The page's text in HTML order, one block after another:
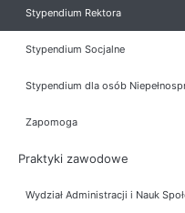
Stypendium Rektora
Stypendium Socjalne
Stypendium dla osób
Zapomoga
Praktyki zawodowe
Wydział Administracji i Nauk